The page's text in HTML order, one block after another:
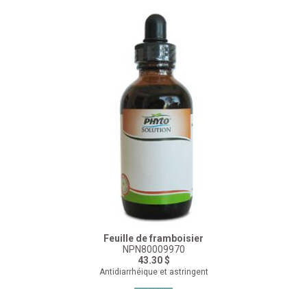
Feuille de framboisier
NPN80009970
43.30 $
Antidiarrhéique et astringent